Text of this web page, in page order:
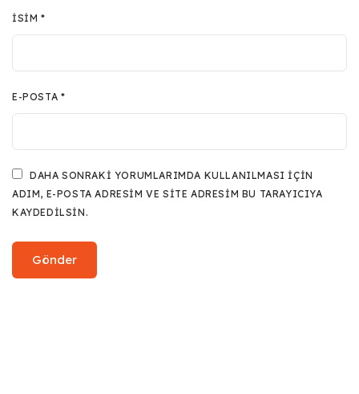
İSIM*
E-POSTA *
DAHA SONRAKI YORUMLARIMDA KULLANILMASI IÇIN
ADIM, E-POSTA ADRESIM VE SITE ADRESIM BU TARAYICIYA
KAYDEDILSIN.